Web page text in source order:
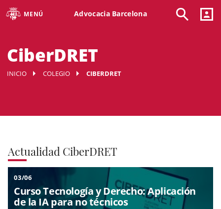
MENÚ Advocacia Barcelona
CiberDRET
INICIO COLEGIO CIBERDRET
Actualidad CiberDRET
03/06
Curso Tecnología y Derecho: Aplicación
de la IA para no técnicos